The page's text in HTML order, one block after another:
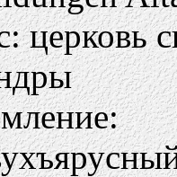
церковь